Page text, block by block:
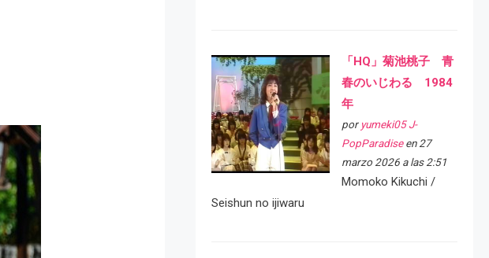
「HQ」菊池桃子 青
春のいじわる 1984
年
por yumeki05 J-
PopParadiseen 27
marzo 2026 a las 2:51
Momoko Kikuchi /
Seishun no ijiwaru